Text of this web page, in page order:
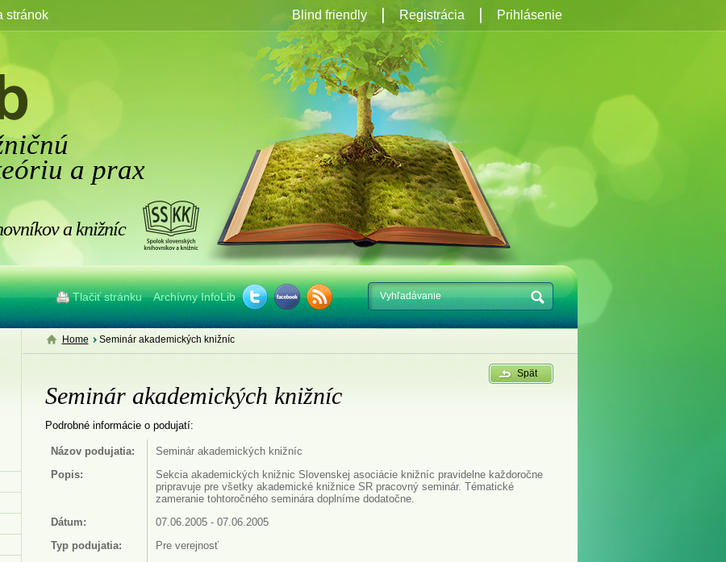
a prax
a knižníc
Tlačiť stránku Archívny InfoLib
stránok Registrácia Prihlásenie
Blind friendly
Home Seminár akademických knižníc
Spät
Seminár akademických knižníc
Podrobné informácie o podujatí:
Názov podujatia:
Seminár akademických knižníc
Popis:
Sekcia akademických knižnic Slovenskej asociácie knižníc pravidelne každoročne
pripravuje pre všetky akademické knižnice SR pracovný seminár. Tématické
zameranie tohtoročného seminára doplníme dodatočne.
Dátum:
07.06.2005 - 07.06.2005
Typ podujatia:
Pre verejnosť